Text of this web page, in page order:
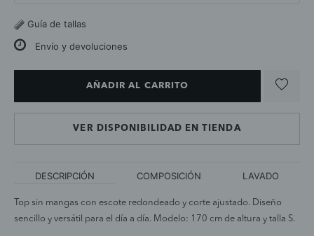
Guía de tallas
Envío y devoluciones
AÑADIR AL CARRITO
VER DISPONIBILIDAD EN TIENDA
DESCRIPCIÓN COMPOSICIÓN LAVADO
Top sin mangas con escote redondeado y corte ajustado. Diseño
sencillo y versátil para el día a día. Modelo: 170 cm de altura y talla S.